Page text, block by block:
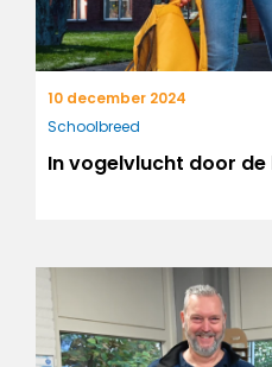
10 december 2024
Schoolbreed
In vogelvlucht door